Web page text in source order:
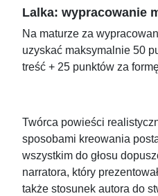
Lalka: wypracowanie
Na maturze za
uzyskać maksymalnie 50
treść + 25 punktów za
Twórca powieści
sposobami kreowania
wszystkim do głosu
narratora, który
także stosunek autora do